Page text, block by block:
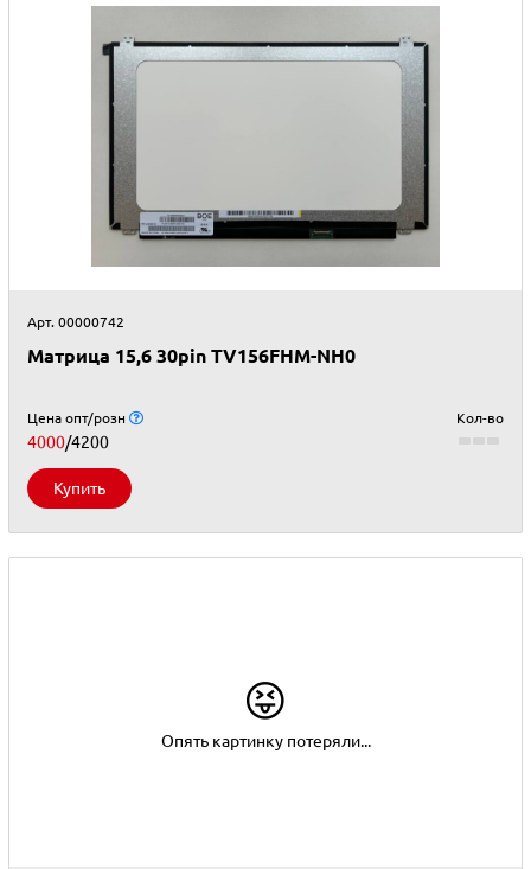
Арт. 00000742
Матрица 15,6 30pin TV156FHM-NH0
Цена опт/розн
4000/4200
Кол-во
Купить
😝
Опять картинку потеряли...